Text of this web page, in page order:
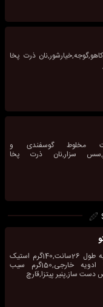
ذرت پخا
مخلوط گوسفندی و
سزار,نان ذرت پخا
خمیر دستساز مخصوص به طول 26سانت,140گرم استیک
تازه طعم دار شده با ادویه خارجی,150گرم سیب
ساز,پنیر پیتزا,قارچ